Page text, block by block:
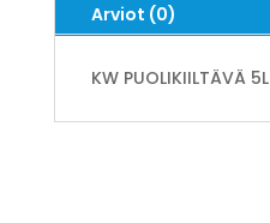
Arviot (0)
KW PUOLIKIILTÄVÄ 5L